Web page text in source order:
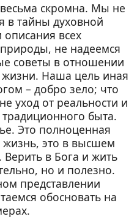
скромна. Мы не
в тайны духовной
всех
не надеемся
советы в отношении
жизни. Наша цель иная
– добро зело; что
уход от реальности и
быта.
Это полноценная
это в высшем
в Бога и жить
но и полезно.
представлении
обосновать на